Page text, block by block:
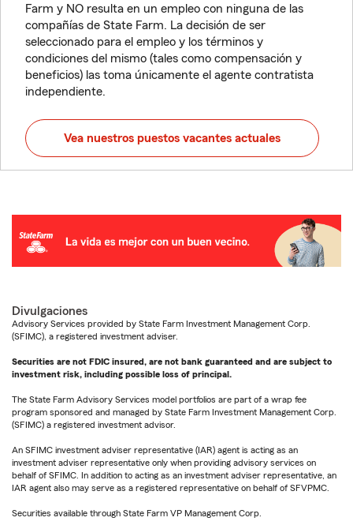
Farm y NO resulta en un empleo con ninguna de las
compañías de State Farm. La decisión de ser
seleccionado para el empleo y los términos y
condiciones del mismo (tales como compensación y
beneficios) las toma únicamente el agente contratista
independiente.
Vea nuestros puestos vacantes actuales
Divulgaciones
Advisory Services provided by State Farm Investment Management Corp.
(SFIMC), a registered investment adviser.
Securities are not FDIC insured, are not bank guaranteed and are subject to
investment risk, including possible loss of principal.
The State Farm Advisory Services model portfolios are part of a wrap fee
program sponsored and managed by State Farm Investment Management Corp.
(SFIMC) a registered investment advisor.
An SFIMC investment adviser representative (IAR) agent is acting as an
investment adviser representative only when providing advisory services on
behalf of SFIMC. In addition to acting as an investment adviser representative, an
IAR agent also may serve as a registered representative on behalf of SFVPMC.
Securities available through State Farm VP Management Corp.